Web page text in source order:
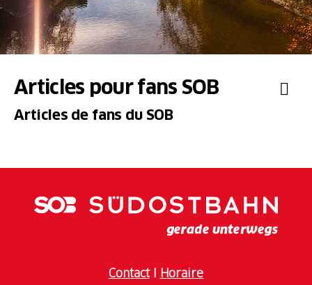
Articles pour fans SOB
Articles de fans du SOB
ContactI Horaire